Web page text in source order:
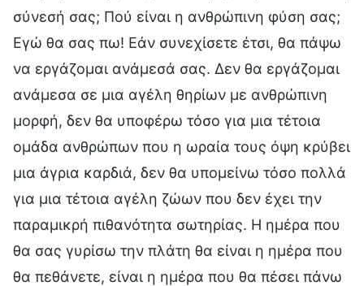
σύνεσή σας; Πού είναι η ανθρώπινη φύση σας;
Εγώ θα σας πω! Εάν συνεχίσετε έτσι, θα πάψω
να εργάζομαι ανάμεσά σας. Δεν θα εργάζομαι
ανάμεσα σε μια αγέλη θηρίων με ανθρώπινη
μορφή, δεν θα υποφέρω τόσο για μια τέτοια
ομάδα ανθρώπων που η ωραία τους όψη κρύβει
μια άγρια καρδιά, δεν θα υπομείνω τόσο πολλά
για μια τέτοια αγέλη ζώων που δεν έχει την
παραμικρή πιθανότητα σωτηρίας. Η ημέρα που
θα σας γυρίσω την πλάτη θα είναι η ημέρα που
θα πεθάνετε, είναι η ημέρα που θα πέσει πάνω